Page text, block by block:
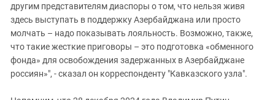
другим представителям диаспоры о том, что нельзя живя
здесь выступать в поддержку Азербайджана или просто
молчать – надо показывать лояльность. Возможно, также,
что такие жесткие приговоры – это подготовка «обменного
фонда» для освобождения задержанных в Азербайджане
россиян»", - сказал он корреспонденту "Кавказского узла".